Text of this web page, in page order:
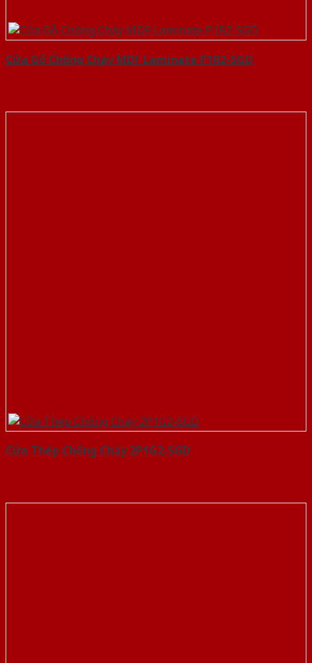
Cửa Gỗ Chống Cháy MDF Laminate P1R2-SGD
Cửa Thép Chống Cháy 2P1G2-SGD